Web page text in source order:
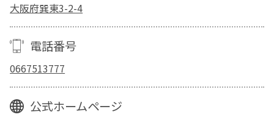
大阪府巽東3-2-4
電話番号
0667513777
公式ホームページ